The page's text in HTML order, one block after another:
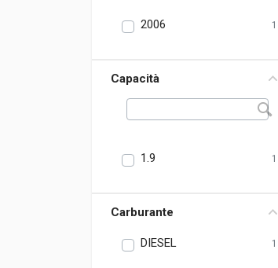
2006 1
Capacità
1.9 1
Carburante
DIESEL 1